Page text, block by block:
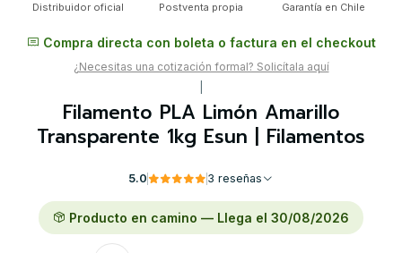
Distribuidor oficial Postventa propia Garantía en Chile
Compra directa con boleta o factura en el checkout
¿Necesitas una cotización formal? Solicítala aquí
Filamento PLA Limón Amarillo
Transparente 1kg Esun | Filamentos
5.0 3 reseñas
Producto en camino — Llega el 30/08/2026